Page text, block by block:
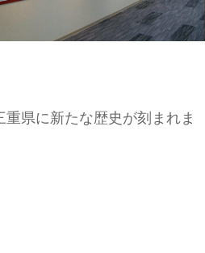
県に新たな歴史が刻まれま